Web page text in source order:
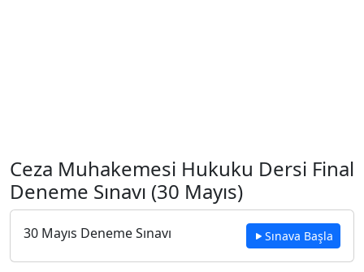
Ceza Muhakemesi Hukuku Dersi Final
Deneme Sınavı (30 Mayıs)
30 Mayıs Deneme Sınavı Sınava Başla